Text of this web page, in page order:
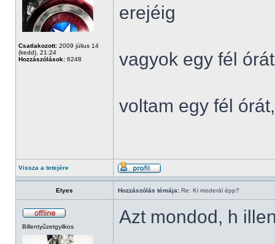
Csatlakozott: 2009 július 14
(kedd), 21:24
Hozzászólások: 6248
erejéig
vagyok egy fél órát
voltam egy fél
Vissza a tetejére
Elyes Hozzászólás témája: Re: Ki moderál épp?
Billentyűzetgyilkos Azt mondod, h